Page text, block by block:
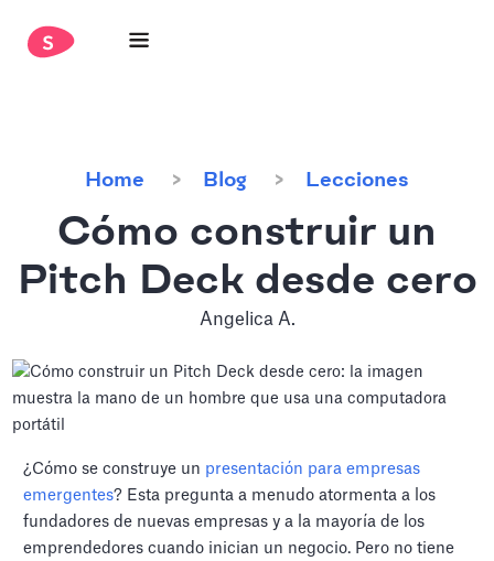
Home Blog Lecciones
Cómo construir un
Pitch Deck desde cero
Angelica A.
¿Cómo se construye un presentación para empresas
emergentes? Esta pregunta a menudo atormenta a los
fundadores de nuevas empresas y a la mayoría de los
emprendedores cuando inician un negocio. Pero no tiene